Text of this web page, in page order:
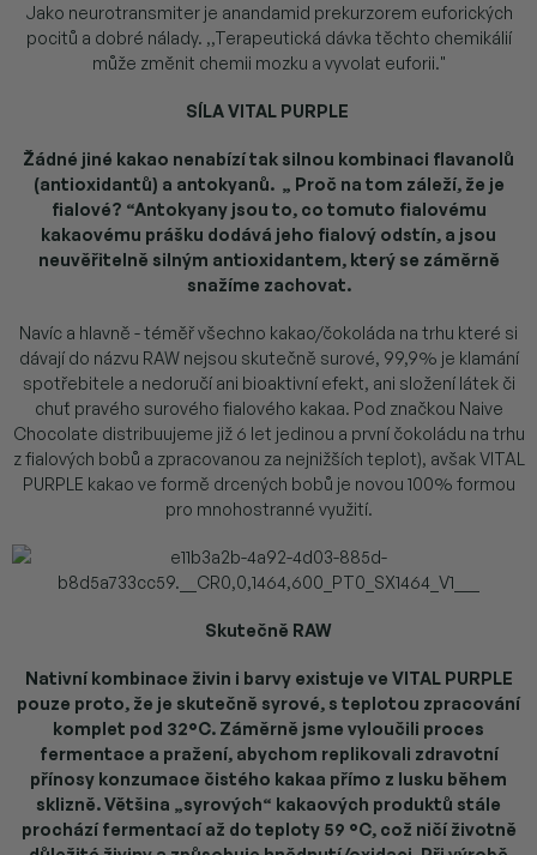
Jako neurotransmiter je anandamid prekurzorem euforických
pocitů a dobré nálady. ,,Terapeutická dávka těchto chemikálií
může změnit chemii mozku a vyvolat euforii."
SÍLA VITAL PURPLE
Žádné jiné kakao nenabízí tak silnou kombinaci flavanolů
(antioxidantů) a antokyanů. „ Proč na tom záleží, že je
fialové? “Antokyany jsou to, co tomuto fialovému
kakaovému prášku dodává jeho fialový odstín, a jsou
neuvěřitelně silným antioxidantem, který se záměrně
snažíme zachovat.
Navíc a hlavně - téměř všechno kakao/čokoláda na trhu které si
dávají do názvu RAW nejsou skutečně surové, 99,9% je klamání
spotřebitele a nedoručí ani bioaktivní efekt, ani složení látek či
chuť pravého surového fialového kakaa. Pod značkou Naive
Chocolate distribuujeme již 6 let jedinou a první čokoládu na trhu
z fialových bobů a zpracovanou za nejnižších teplot), avšak VITAL
PURPLE kakao ve formě drcených bobů je novou 100% formou
pro mnohostranné využití.
Skutečně RAW
Nativní kombinace živin i barvy existuje ve VITAL PURPLE
pouze proto, že je skutečně syrové, s teplotou zpracování
komplet pod 32°C. Záměrně jsme vyloučili proces
fermentace a pražení, abychom replikovali zdravotní
přínosy konzumace čistého kakaa přímo z lusku během
sklizně. Většina „syrových“ kakaových produktů stále
prochází fermentací až do teploty 59 °C, což ničí životně